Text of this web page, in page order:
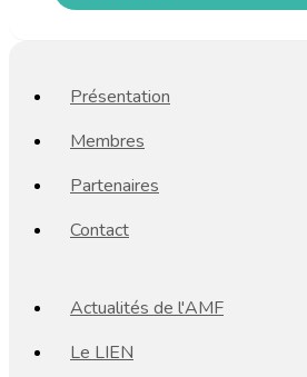
Présentation
Membres
Partenaires
Contact
Actualités de l'AMF
Le LIEN